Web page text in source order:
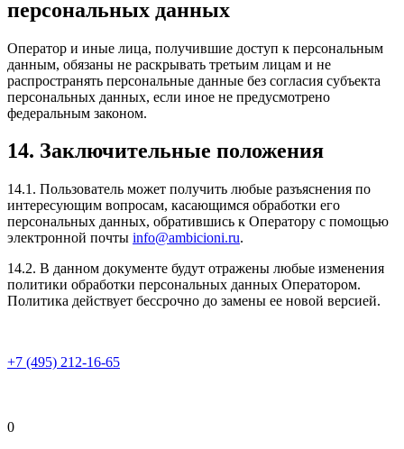
персональных данных
Оператор и иные лица, получившие доступ к персональным
данным, обязаны не раскрывать третьим лицам и не
распространять персональные данные без согласия субъекта
персональных данных, если иное не предусмотрено
федеральным законом.
14. Заключительные положения
14.1. Пользователь может получить любые разъяснения по
интересующим вопросам, касающимся обработки его
персональных данных, обратившись к Оператору с помощью
электронной почты info@ambicioni.ru.
14.2. В данном документе будут отражены любые изменения
политики обработки персональных данных Оператором.
Политика действует бессрочно до замены ее новой версией.
+7 (495) 212-16-65
0